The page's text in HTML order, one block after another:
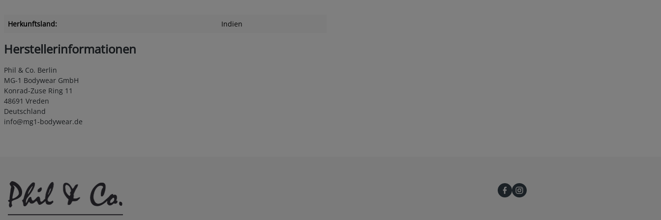
Herkunftsland: Indien
Herstellerinformationen
Phil & Co. Berlin
MG-1 Bodywear GmbH
Konrad-Zuse Ring 11
48691 Vreden
Deutschland
info@mg1-bodywear.de